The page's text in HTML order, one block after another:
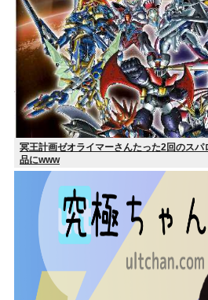
冥王計画ゼオライマーさんたった2回のスパ
品にwww